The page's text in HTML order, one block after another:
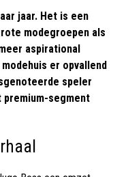
jaar. Het is een
modegroepen als
aspirational
er opvallend
speler
premium-segment